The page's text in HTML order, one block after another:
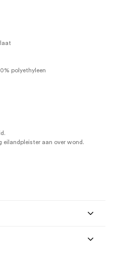
polyethyleen
eilandpleister aan over wond.